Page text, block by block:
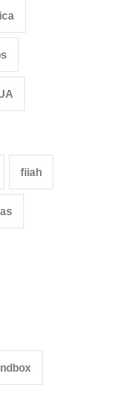
fiiah